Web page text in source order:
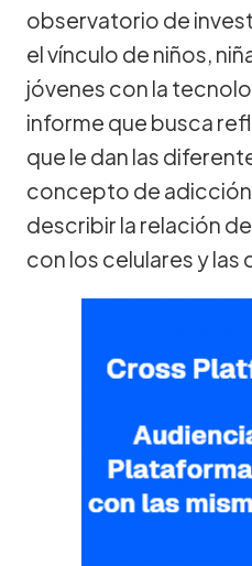
observatorio de
el vínculo de niños,
jóvenes con la
informe que busca
que le dan las
concepto de adicción
describir la relación
con los celulares y